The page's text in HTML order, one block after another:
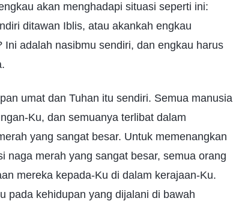
akan menghadapi situasi seperti ini:
ditawan Iblis, atau akankah engkau
adalah nasibmu sendiri, dan engkau harus
umat dan Tuhan itu sendiri. Semua manusia
Ku, dan semuanya terlibat dalam
yang sangat besar. Untuk memenangkan
naga merah yang sangat besar, semua orang
mereka kepada-Ku di dalam kerajaan-Ku.
pada kehidupan yang dijalani di bawah